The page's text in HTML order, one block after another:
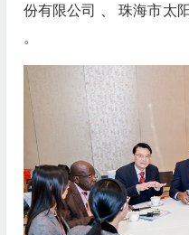
份有限公司 、 珠海市太
。